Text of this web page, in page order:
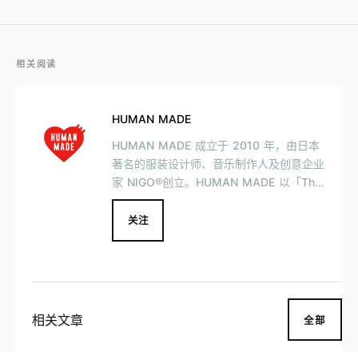
相关阅读
HUMAN MADE
HUMAN MADE 成立于 2010 年，由日本
著名的服装设计师、音乐制作人及创意企业
家 NIGO®创立。HUMAN MADE 以「The
Future is in the Past未来在过去」为品牌
理念，提供品类包括服饰、鞋履、配饰等。
品牌也曾与 adidas、Levi’s 等品牌合作推
关注
相关文章 全部